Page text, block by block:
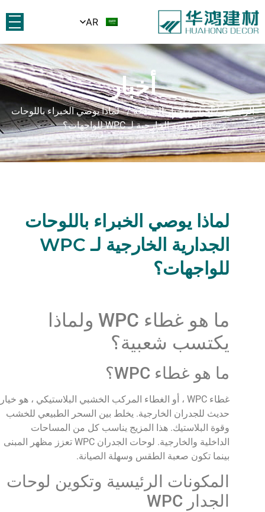
AR
أخبار
الرئيسية/أخبار/أخبار الصناعة/ لماذا يوصي الخبراء باللوحات
الجدارية الخارجية لـ WPC للواجهات؟
لماذا يوصي الخبراء باللوحات
الجدارية الخارجية لـ WPC
للواجهات؟
ما هو غطاء WPC ولماذا
يكتسب شعبية؟
ما هو غطاء WPC؟
غطاء WPC ، أو الغطاء المركب الخشبي البلاستيكي ، هو خيار
حديث للجدران الخارجية. يخلط بين السحر الطبيعي للخشب
وقوة البلاستيك. هذا المزيج يناسب كل من المساحات
الداخلية والخارجية. لوحات الجدران WPC تعزز مظهر المبنى
بينما تكون صعبة الطقس وسهلة الصيانة.
المكونات الرئيسية وتكوين لوحات
الجدار WPC